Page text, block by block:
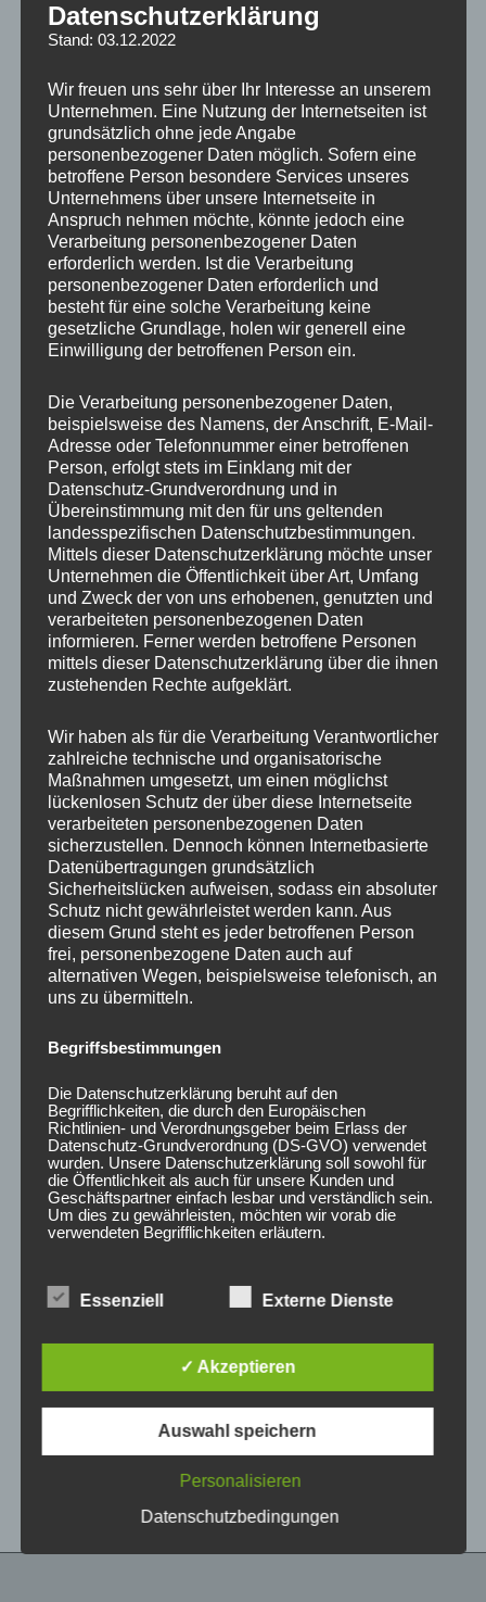
Breite
Design CVR1
Durchmesser 20
ET 35
Fertigung Flow Forming
Hersteller CONCAVER WHEELS
Lochkreis 5×120
Hinweis
Lochzahl
Mittellochbohrung 72,6 mm
Nabenbohrung 72.6
PCD 120 mm
Traglast 760
Ähnliche Produkte
CONCAVER CVR1
19×8,5 ET45 5×108
Carbon Graphite
450,00€ *
Bewertet
mit
Sale!
Sale!
CONCAVER CVR1
19×8,5 ET45 5×112
Carbon Graphite
war:
450,00 €
ist:
5
19×8,5 ET40 5×112
450,00€ *
19×8 ET40 5×112
Double Tinted Black
425,00€ *
Bewertet
von
5
Datenschutzerklärung
Stand: 03.12.2022
Wir freuen uns sehr über Ihr Interesse an unserem
Unternehmen. Eine Nutzung der Internetseiten ist
grundsätzlich ohne jede Angabe
personenbezogener Daten möglich. Sofern eine
betroffene Person besondere Services unseres
Unternehmens über unsere Internetseite in
Anspruch nehmen möchte, könnte jedoch eine
Verarbeitung personenbezogener Daten
erforderlich werden. Ist die Verarbeitung
personenbezogener Daten erforderlich und
besteht für eine solche Verarbeitung keine
gesetzliche Grundlage, holen wir generell eine
Einwilligung der betroffenen Person ein.
Die Verarbeitung personenbezogener Daten,
beispielsweise des Namens, der Anschrift, E-Mail-
Adresse oder Telefonnummer einer betroffenen
Person, erfolgt stets im Einklang mit der
Datenschutz-Grundverordnung und in
Übereinstimmung mit den für uns geltenden
landesspezifischen Datenschutzbestimmungen.
Mittels dieser Datenschutzerklärung möchte unser
Unternehmen die Öffentlichkeit über Art, Umfang
und Zweck der von uns erhobenen, genutzten und
verarbeiteten personenbezogenen Daten
informieren. Ferner werden betroffene Personen
mittels dieser Datenschutzerklärung über die ihnen
zustehenden Rechte aufgeklärt.
Wir haben als für die Verarbeitung Verantwortlicher
zahlreiche technische und organisatorische
Maßnahmen umgesetzt, um einen möglichst
lückenlosen Schutz der über diese Internetseite
verarbeiteten personenbezogenen Daten
sicherzustellen. Dennoch können Internetbasierte
Datenübertragungen grundsätzlich
Sicherheitslücken aufweisen, sodass ein absoluter
Schutz nicht gewährleistet werden kann. Aus
diesem Grund steht es jeder betroffenen Person
frei, personenbezogene Daten auch auf
alternativen Wegen, beispielsweise telefonisch, an
uns zu übermitteln.
Begriffsbestimmungen
Die Datenschutzerklärung beruht auf den
Begrifflichkeiten, die durch den Europäischen
Richtlinien- und Verordnungsgeber beim Erlass der
Datenschutz-Grundverordnung (DS-GVO) verwendet
wurden. Unsere Datenschutzerklärung soll sowohl für
die Öffentlichkeit als auch für unsere Kunden und
Geschäftspartner einfach lesbar und verständlich sein.
Um dies zu gewährleisten, möchten wir vorab die
verwendeten Begrifflichkeiten erläutern.
Wir verwenden in dieser Datenschutzerklärung
unter anderem die folgenden Begriffe:
Personenbezogene Daten sind alle
identifizierbare natürliche Person (im Folgenden
wird eine natürliche Person angesehen, die
Essenziell Externe Dienste
✓ Akzeptieren
Auswahl speichern
Personalisieren
Datenschutzbedingungen